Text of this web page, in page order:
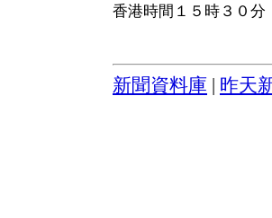
香港時間１５時３０分
新聞資料庫 昨天